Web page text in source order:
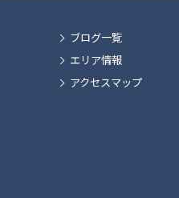
ブログ一覧
エリア情報
アクセスマップ